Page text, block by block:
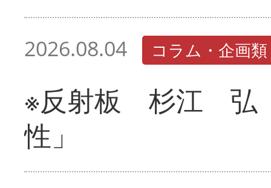
2026.08.04 コラム・企画類
※反射板 杉江 弘
性」